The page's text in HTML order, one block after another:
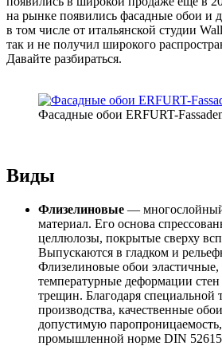
на рынке появились фасадные обои и
в том числе от итальянской студии
так и не получил широкого
Давайте разбираться.
Фасадные обои ERFURT-
Виды
Флизелиновые —
материал. Его основа
целлюлозы, покрытые сверху
Выпускаются в гладком и
Флизелиновые обои
температурные деформации стен
трещин. Благодаря специальной
производства, качественные
допустимую
промышленной норме DIN